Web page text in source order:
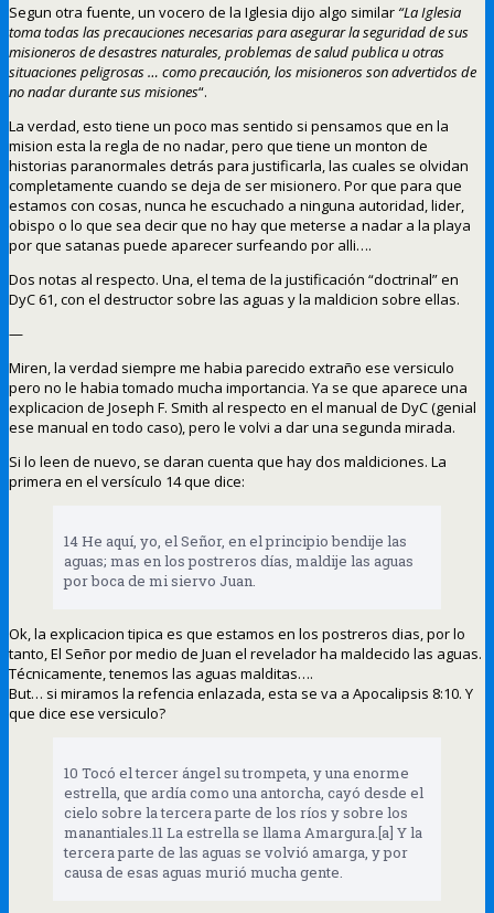
Segun otra fuente, un vocero de la Iglesia dijo algo similar “La Iglesia
toma todas las precauciones necesarias para asegurar la seguridad de sus
misioneros de desastres naturales, problemas de salud publica u otras
situaciones peligrosas … como precaución, los misioneros son advertidos de
no nadar durante sus misiones“.
La verdad, esto tiene un poco mas sentido si pensamos que en la
mision esta la regla de no nadar, pero que tiene un monton de
historias paranormales detrás para justificarla, las cuales se olvidan
completamente cuando se deja de ser misionero. Por que para que
estamos con cosas, nunca he escuchado a ninguna autoridad, lider,
obispo o lo que sea decir que no hay que meterse a nadar a la playa
por que satanas puede aparecer surfeando por alli….
Dos notas al respecto. Una, el tema de la justificación “doctrinal” en
DyC 61, con el destructor sobre las aguas y la maldicion sobre ellas.
—
Miren, la verdad siempre me habia parecido extraño ese versiculo
pero no le habia tomado mucha importancia. Ya se que aparece una
explicacion de Joseph F. Smith al respecto en el manual de DyC (genial
ese manual en todo caso), pero le volvi a dar una segunda mirada.
Si lo leen de nuevo, se daran cuenta que hay dos maldiciones. La
primera en el versículo 14 que dice:
14 He aquí, yo, el Señor, en el principio bendije las
aguas; mas en los postreros días, maldije las aguas
por boca de mi siervo Juan.
Ok, la explicacion tipica es que estamos en los postreros dias, por lo
tanto, El Señor por medio de Juan el revelador ha maldecido las aguas.
Técnicamente, tenemos las aguas malditas….
But… si miramos la refencia enlazada, esta se va a Apocalipsis 8:10. Y
que dice ese versiculo?
10 Tocó el tercer ángel su trompeta, y una enorme
estrella, que ardía como una antorcha, cayó desde el
cielo sobre la tercera parte de los ríos y sobre los
manantiales.11 La estrella se llama Amargura.[a] Y la
tercera parte de las aguas se volvió amarga, y por
causa de esas aguas murió mucha gente.